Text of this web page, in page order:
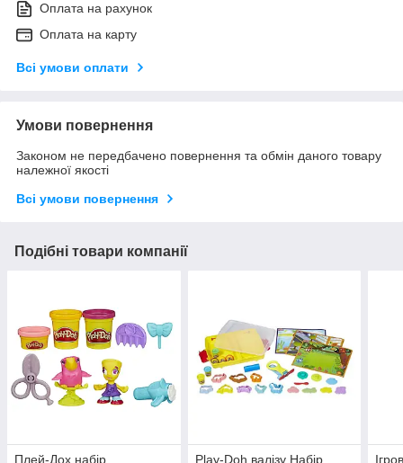
Оплата на рахунок
Оплата на карту
Всі умови оплати
Умови повернення
Законом не передбачено повернення та обмін даного товару
належної якості
Всі умови повернення
Подібні товари компанії
Плей-Дох набір Play-Doh валізу Набір